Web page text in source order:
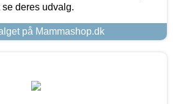
deres udvalg.
på Mammashop.dk